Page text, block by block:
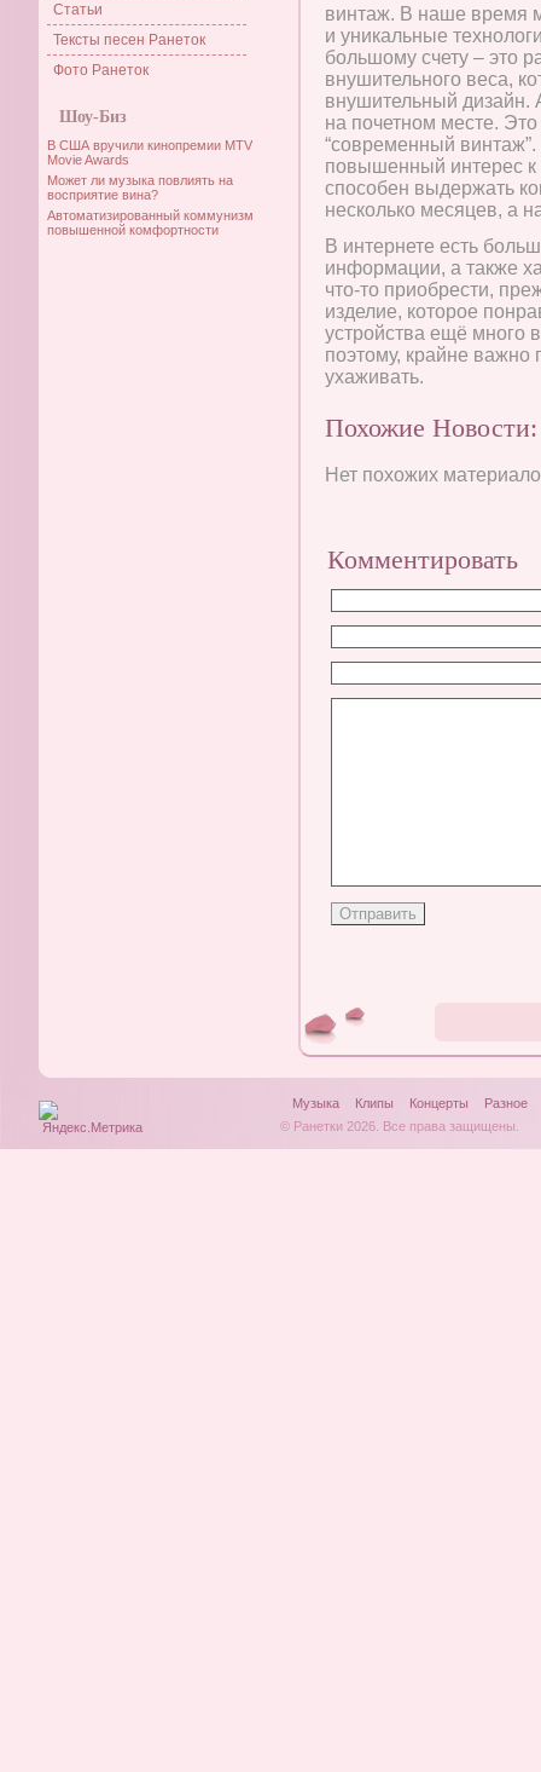
Статьи
Тексты песен Ранеток
Фото Ранеток
Шоу-Биз
В США вручили кинопремии MTV
Movie Awards
Может ли музыка повлиять на
восприятие вина?
Автоматизированный коммунизм
повышенной комфортности
винтаж. В наше время
и уникальные
большому счету – это
внушительного веса,
внушительный дизайн.
на почетном месте.
“современный
повышенный интерес
способен выдержать
несколько месяцев, а
В интернете есть
информации, а также
что-то приобрести,
изделие, которое
устройства ещё много
поэтому, крайне важно
ухаживать.
Похожие Новости:
Нет похожих
Комментировать
Музыка Клипы Концерты
Разное
© Ранетки 2026. Все права защищены.